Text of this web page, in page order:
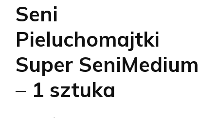
Seni
Pieluchomajtki
Super SeniMedium
– 1 sztuka